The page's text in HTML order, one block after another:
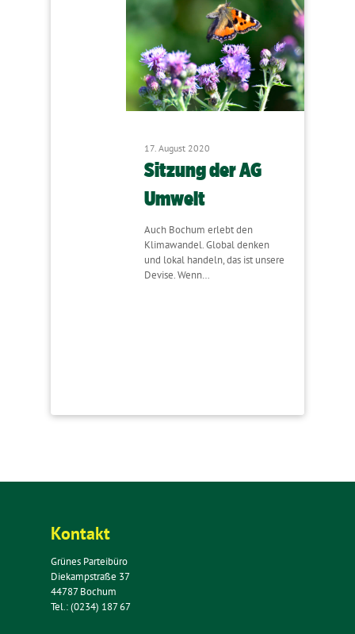
17. August 2020
Sitzung der AG
Umwelt
Auch Bochum erlebt den
Klimawandel. Global denken
und lokal handeln, das ist unsere
Devise. Wenn…
Kontakt
Grünes Parteibüro
Diekampstraße 37
44787 Bochum
Tel.: (0234) 187 67